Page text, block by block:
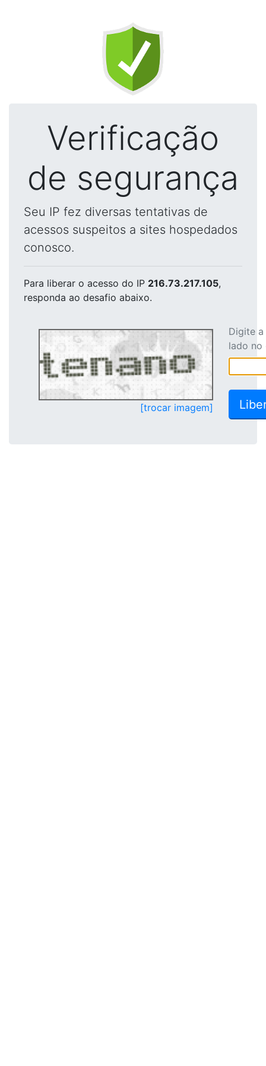
Verificação
de segurança
Seu IP fez diversas tentativas de
acessos suspeitos a sites hospedados
conosco.
Para liberar o acesso do IP 216.73.217.105,
responda ao desafio abaixo.
[trocar imagem]
Digite
lado no